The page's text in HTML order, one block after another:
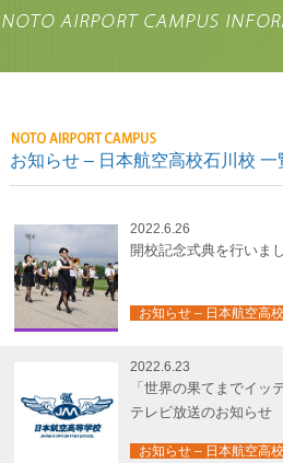
お知らせ – 日本航空高校石川校 一
2022.6.26
開校記念式典を行いま
お知らせ – 日本航空高
2022.6.23
「世界の果てまでイッ
テレビ放送のお知らせ
お知らせ – 日本航空高